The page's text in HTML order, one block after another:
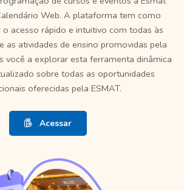
Web. A plataforma tem como
acesso rápido e intuitivo com todas às
as atividades de ensino promovidas pela
você a explorar esta ferramenta dinâmica
sobre todas as oportunidades
oferecidas pela ESMAT.
Acessar